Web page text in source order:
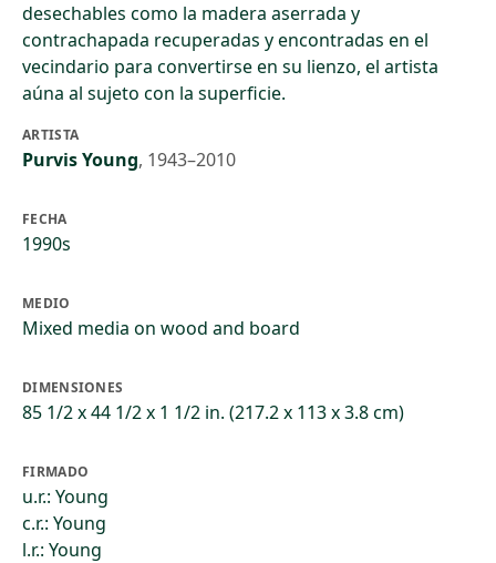
desechables como la madera aserrada y
contrachapada recuperadas y encontradas en el
vecindario para convertirse en su lienzo, el artista
aúna al sujeto con la superficie.
ARTISTA
Purvis Young, 1943–2010
FECHA
1990s
MEDIO
Mixed media on wood and board
DIMENSIONES
85 1/2 x 44 1/2 x 1 1/2 in. (217.2 x 113 x 3.8 cm)
FIRMADO
u.r.: Young
c.r.: Young
l.r.: Young